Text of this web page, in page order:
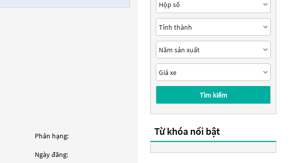
Phân hạng:
Ngày đăng:
Tìm kiếm
Từ khóa nổi bật